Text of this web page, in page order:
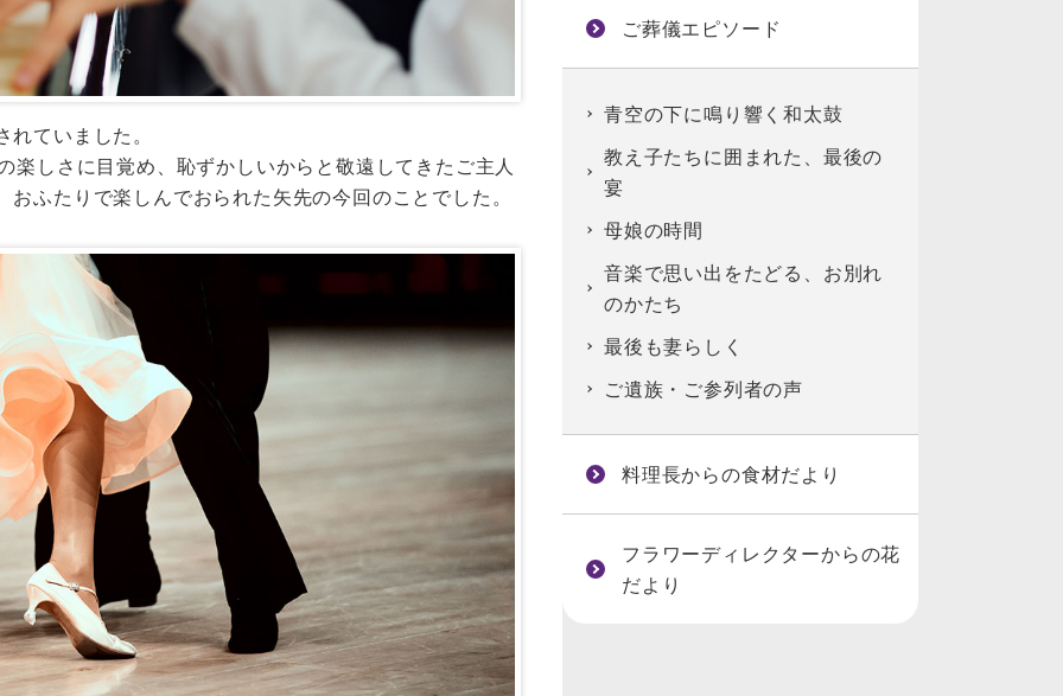
ていました。
楽しさに目覚め、恥ずかしいからと敬遠してきたご主人
ふたりで楽しんでおられた矢先の今回のことでした。
ご葬儀エピソード
青空の下に鳴り響く和太鼓
教え子たちに囲まれた、最後の
宴
母娘の時間
音楽で思い出をたどる、お別れ
のかたち
最後も妻らしく
ご遺族・ご参列者の声
料理長からの食材だより
フラワーディレクターからの花
だより